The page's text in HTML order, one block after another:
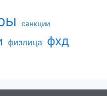
санкции
физлица фхд